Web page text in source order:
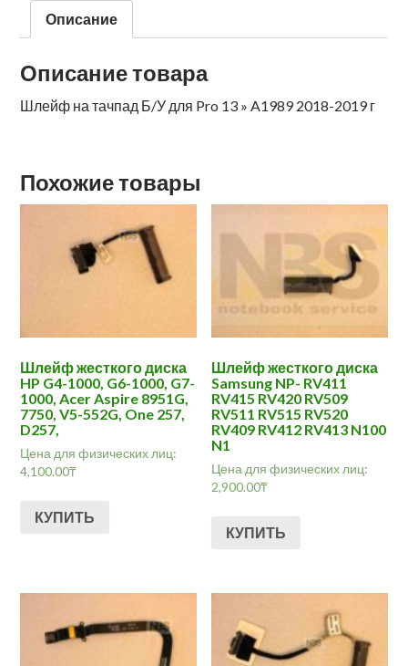
Описание
Описание товара
Шлейф на тачпад Б/У для Pro 13 » A1989 2018-2019 г
Похожие товары
Шлейф жесткого диска
HP G4-1000, G6-1000, G7-
1000, Acer Aspire 8951G,
7750, V5-552G, One 257,
D257,
Цена для физических лиц:
4,100.00₸
КУПИТЬ
Шлейф жесткого диска
Samsung NP- RV411
RV415 RV420 RV509
RV511 RV515 RV520
RV409 RV412 RV413 N100
N1
Цена для физических лиц:
2,900.00₸
КУПИТЬ